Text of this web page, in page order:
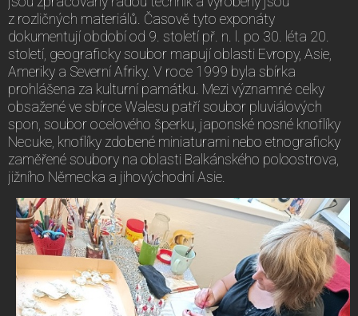
z rozličných materiálů. Časově tyto exponáty
dokumentují období od 9. století př. n. l. po 30. léta 20.
století, geograficky soubor mapují oblasti Evropy, Asie,
Ameriky a Severní Afriky. V roce 1999 byla sbírka
prohlášena za kulturní památku. Mezi významné celky
obsažené ve sbírce Walesu patří soubor pluviálových
spon, soubor ocelového šperku, japonské nosné knoflíky
Necuke, knoflíky zdobené miniaturami nebo etnograficky
zaměřené soubory na oblasti Balkánského poloostrova,
jižního Německa a jihovýchodní Asie.